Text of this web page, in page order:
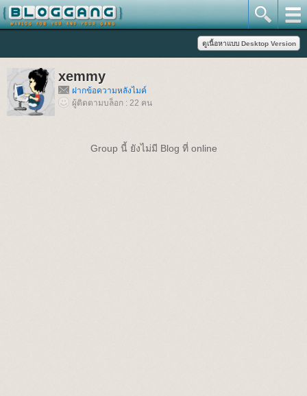
xemmy
ฝากข้อความหลังไมค์
ผู้ติดตามบล็อก : 22 คน
Group นี้ ยังไม่มี Blog ที่ online